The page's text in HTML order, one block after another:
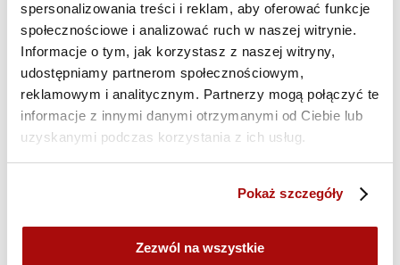
spersonalizowania treści i reklam, aby oferować funkcje
społecznościowe i analizować ruch w naszej witrynie.
Informacje o tym, jak korzystasz z naszej witryny,
udostępniamy partnerom społecznościowym,
reklamowym i analitycznym. Partnerzy mogą połączyć te
informacje z innymi danymi otrzymanymi od Ciebie lub
uzyskanymi podczas korzystania z ich usług.
Pokaż szczegóły
Zezwól na wszystkie
Jak wybrać sportowego ambasadora marki? Jak
skutecznie mierzyć efekty zaangażowania
sponsoringowego? Dlaczego marki powinny wspierać
aktywność fizyczną dzieci i młodzieży? Odpowiedzi
na te oraz inne pytania będą poszukiwać uczestnicy
konferencji „Razem do mety. Sponsoring sportowy
jako ważny element komunikacji marki”.
Sigma BIS wezmą udział przedstawiciele
marketingu i komunikacji a także instytuty badawcze.